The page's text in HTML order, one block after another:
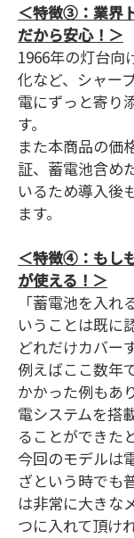
＜特徴③：業界
だから安心！＞
1966年の灯台向
化など、シャー
電にずっと寄り
す。
また本商品の価
証、蓄電池含め
いるため導入後
ます。
＜特徴④：もし
が使える！＞
「蓄電池を入
いうことは既に
どれだけカバー
例えばここ数年
かかった例もあ
電システムを搭
ることができた
今回のモデルは
ざという時でも
は非常に大きな
つに入れて頂け